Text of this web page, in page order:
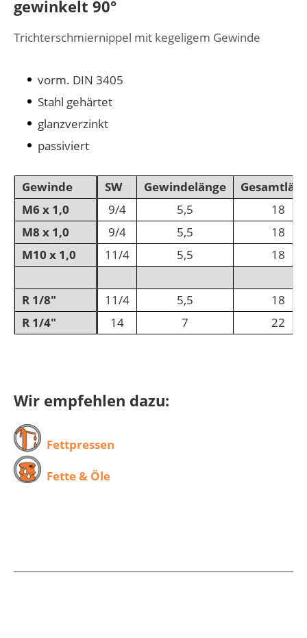
gewinkelt 90°
Trichterschmiernippel mit kegeligem Gewinde
vorm. DIN 3405
Stahl gehärtet
glanzverzinkt
passiviert
SW Gewindelänge
9/4
5,5
18
9/4
5,5
18
11/4
5,5 18
11/4 5,5
18
14
7 22
Gewinde
M6 x 1,0
M8 x 1,0
M10 x 1,0
R 1/8"
R 1/4"
Wir empfehlen dazu:
Fettpressen
Fette & Öle